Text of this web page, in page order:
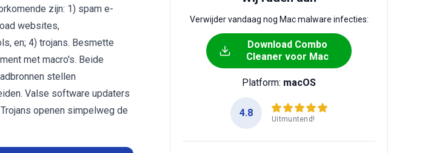
zijn: 1) spam e-
websites,
en; 4) trojans. Besmette
met macro's. Beide
stellen
Valse software updaters
openen simpelweg de
Verwijder vandaag nog Mac malware infecties:
Download Combo
Cleaner voor Mac
Platform: macOS
4.8
Uitmuntend!